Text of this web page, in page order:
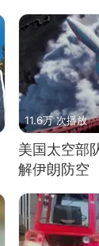
11.6万 次播放
美国太空部
解伊朗防空